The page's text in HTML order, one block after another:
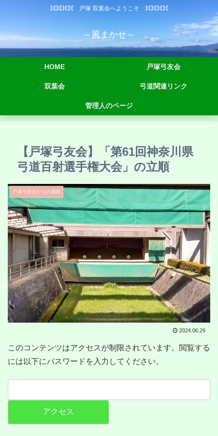
⌘⌘⌘⌘ 戸塚 双葉会へようこそ ⌘⌘⌘⌘
～風まかせ～
HOME 戸塚弓友会
双葉会 弓道関連リンク
管理人のページ
【戸塚弓友会】「第61回神奈川県
弓道百射選手権大会」の立順
戸塚弓友会からの連絡
2024.06.29
このコンテンツはアクセスが制限されています。閲覧する
には以下にパスワードを入力してください。